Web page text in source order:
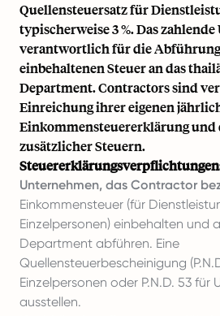
Quellensteuersatz für
typischerweise 3 %. Das
verantwortlich für die
einbehaltenen Steuer an das
Department. Contractors sind
Einreichung ihrer eigenen
Einkommensteuererklärung und
zusätzlicher Steuern.
Unternehmen, das Contractor
Einkommensteuer (für
Einzelpersonen) einbehalten und
Department abführen. Eine
Quellensteuerbescheinigung
Einzelpersonen oder P.N.D. 53 für
ausstellen.